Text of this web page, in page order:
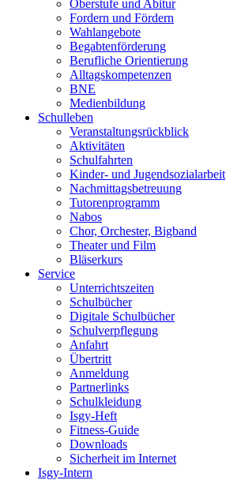
Oberstufe und Abitur
Fordern und Fördern
Wahlangebote
Begabtenförderung
Berufliche Orientierung
Alltagskompetenzen
BNE
Medienbildung
Schulleben
Veranstaltungsrückblick
Aktivitäten
Schulfahrten
Kinder- und Jugendsozialarbeit
Nachmittagsbetreuung
Tutorenprogramm
Nabos
Chor, Orchester, Bigband
Theater und Film
Bläserkurs
Service
Unterrichtszeiten
Schulbücher
Digitale Schulbücher
Schulverpflegung
Anfahrt
Übertritt
Anmeldung
Partnerlinks
Schulkleidung
Isgy-Heft
Fitness-Guide
Downloads
Sicherheit im Internet
Isgy-Intern